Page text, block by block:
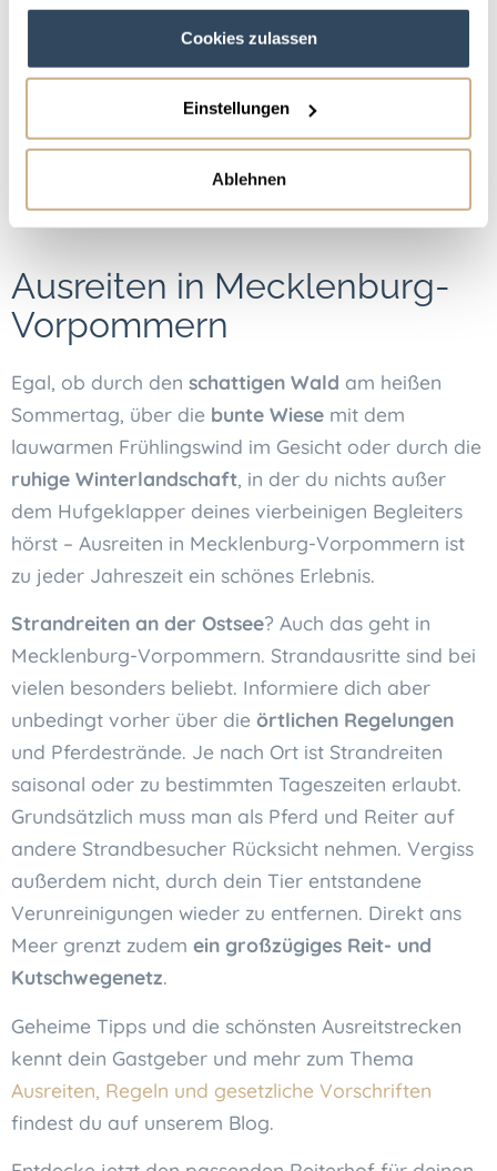
haben oder die sie im Rahmen Ihrer Nutzung der Dienste
Cookies zulassen
Einstellungen
Ablehnen
eine lange Tradition und wird auch im Turnier- und
Spitzensport gelebt. Besuch zum Beispiel die
Renntage in Bad Doberan auf derältesten
Galopprennbahn Europas. Etwas weniger
traditionell wird es beimPferde-Beachpolo in
und an der Selliner Seebrücke – ein
einzigartiges Spektakel.
Ausreiten in Mecklenburg-
Vorpommern
Egal, ob durch den schattigen Wald am heißen
Sommertag, über die bunte Wiese mit dem
lauwarmen Frühlingswind im Gesicht oder durch die
ruhige Winterlandschaft, in der du nichts außer
dem Hufgeklapper deines vierbeinigen Begleiters
hörst – Ausreiten in Mecklenburg-Vorpommern ist
zu jeder Jahreszeit ein schönes Erlebnis.
Strandreiten an der Ostsee? Auch das geht in
Mecklenburg-Vorpommern. Strandausritte sind bei
vielen besonders beliebt. Informiere dich aber
unbedingt vorher über die örtlichen Regelungen
und Pferdestrände. Je nach Ort ist Strandreiten
saisonal oder zu bestimmten Tageszeiten erlaubt.
Grundsätzlich muss man als Pferd und Reiter auf
andere Strandbesucher Rücksicht nehmen. Vergiss
außerdem nicht, durch dein Tier entstandene
Verunreinigungen wieder zu entfernen. Direkt ans
Meer grenzt zudem ein großzügiges Reit- und
Kutschwegenetz.
Geheime Tipps und die schönsten Ausreitstrecken
kennt dein Gastgeber und mehr zum Thema
Ausreiten, Regeln und gesetzliche Vorschriften
findest du auf unserem Blog.